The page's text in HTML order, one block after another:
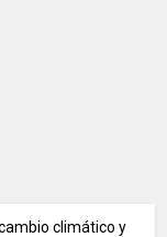
climático y